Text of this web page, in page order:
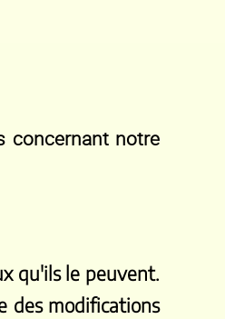
concernant notre
qu'ils le peuvent.
des modifications